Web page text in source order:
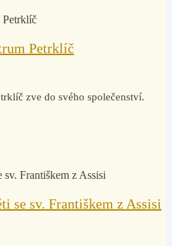
Petrklíč
zve do svého společenství.
se sv. Františkem z Assisi